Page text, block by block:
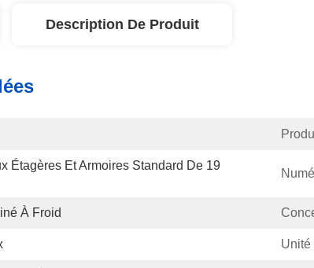
Description De Produit
Étagères Et Armoires Standard De 19
À Froid
Unité